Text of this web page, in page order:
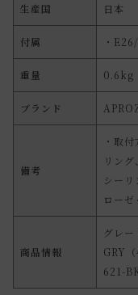
生産国 日本
付属 ・
重量 0.6kg
ブランド
備考
・取
リン
シー
ローゼ
商品情報
グレ
GRY
621-